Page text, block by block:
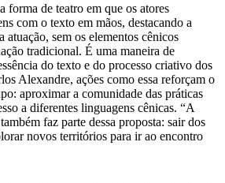
forma de teatro em que os atores
com o texto em mãos, destacando a
atuação, sem os elementos cênicos
tradicional. É uma maneira de
do texto e do processo criativo dos
Alexandre, ações como essa reforçam o
aproximar a comunidade das práticas
a diferentes linguagens cênicas. “A
faz parte dessa proposta: sair dos
novos territórios para ir ao encontro